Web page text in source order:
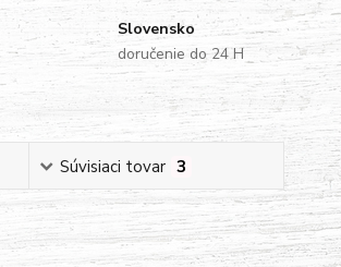
Slovensko
doručenie do 24 H
Súvisiaci tovar 3